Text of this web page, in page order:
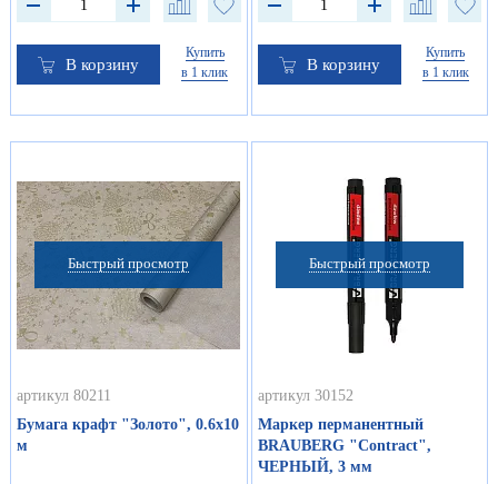
В корзину
Купить
в 1 клик
В корзину
Купить
в 1 клик
Быстрый просмотр
артикул 80211
Бумага крафт "Золото", 0.6х10
м
Быстрый просмотр
артикул 30152
Маркер перманентный
BRAUBERG "Contract",
ЧЕРНЫЙ, 3 мм